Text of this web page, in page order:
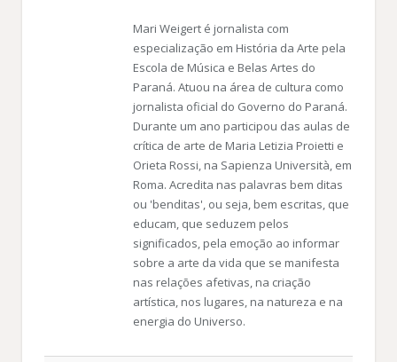
Mari Weigert é jornalista com
especialização em História da Arte pela
Escola de Música e Belas Artes do
Paraná. Atuou na área de cultura como
jornalista oficial do Governo do Paraná.
Durante um ano participou das aulas de
crítica de arte de Maria Letizia Proietti e
Orieta Rossi, na Sapienza Università, em
Roma. Acredita nas palavras bem ditas
ou 'benditas', ou seja, bem escritas, que
educam, que seduzem pelos
significados, pela emoção ao informar
sobre a arte da vida que se manifesta
nas relações afetivas, na criação
artística, nos lugares, na natureza e na
energia do Universo.